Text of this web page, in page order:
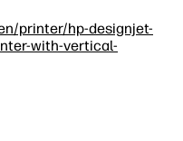
printer/hp-designjet-
with-vertical-